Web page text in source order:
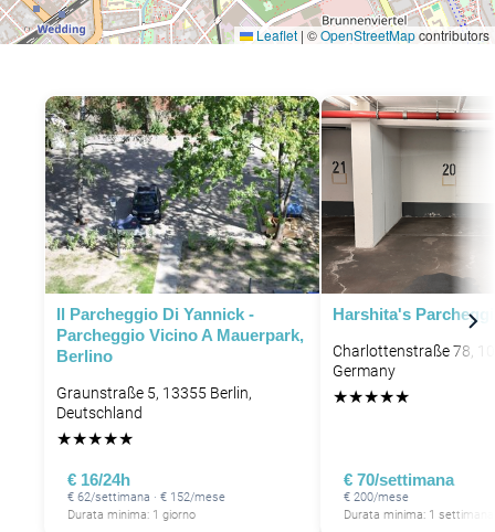
Leaflet | ©OpenStreetMapcontributors
Il Parcheggio Di Yannick -
Parcheggio Vicino A Mauerpark,
Berlino
Graunstraße 5, 13355 Berlin,
Deutschland
★★★★★
€ 16/24h
€ 62/settimana · € 152/mese
Durata minima: 1 giorno
Harshita's
Charlottenstraße 78,
Germany
★★★★★
€ 70/settimana
€ 200/mese
Durata minima: 1 settimana